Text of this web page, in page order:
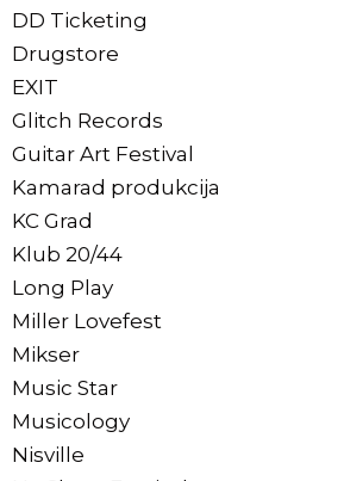
DD Ticketing
Drugstore
EXIT
Glitch Records
Guitar Art Festival
Kamarad produkcija
KC Grad
Klub 20/44
Long Play
Miller Lovefest
Mikser
Music Star
Musicology
Nisville